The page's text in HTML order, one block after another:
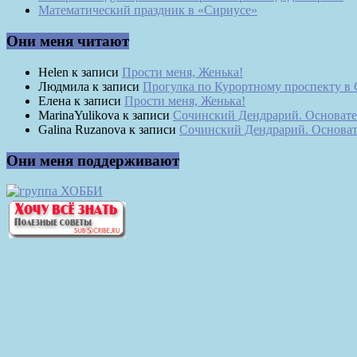
Математический праздник в «Сириусе»
Они меня читают
Helen к записи Прости меня, Женька!
Людмила к записи Прогулка по Курортному проспекту в
Елена к записи Прости меня, Женька!
MarinaYulikova к записи Сочинский Дендрарий.
Galina Ruzanova к записи Сочинский Дендрарий.
Они меня поддерживают